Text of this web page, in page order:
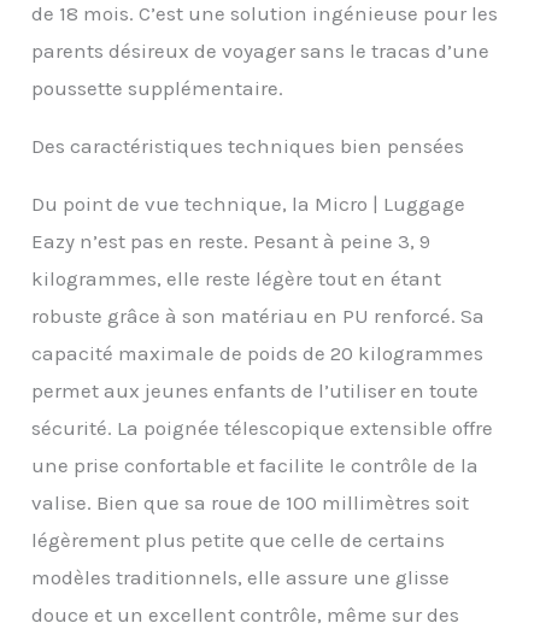
de 18 mois. C’est une solution ingénieuse pour les
parents désireux de voyager sans le tracas d’une
poussette supplémentaire.
Des caractéristiques techniques bien pensées
Du point de vue technique, la Micro | Luggage
Eazy n’est pas en reste. Pesant à peine 3, 9
kilogrammes, elle reste légère tout en étant
robuste grâce à son matériau en PU renforcé. Sa
capacité maximale de poids de 20 kilogrammes
permet aux jeunes enfants de l’utiliser en toute
sécurité. La poignée télescopique extensible offre
une prise confortable et facilite le contrôle de la
valise. Bien que sa roue de 100 millimètres soit
légèrement plus petite que celle de certains
modèles traditionnels, elle assure une glisse
douce et un excellent contrôle, même sur des